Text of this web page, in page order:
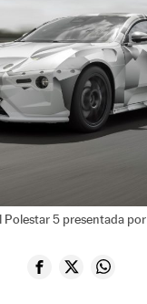
5 presentada por